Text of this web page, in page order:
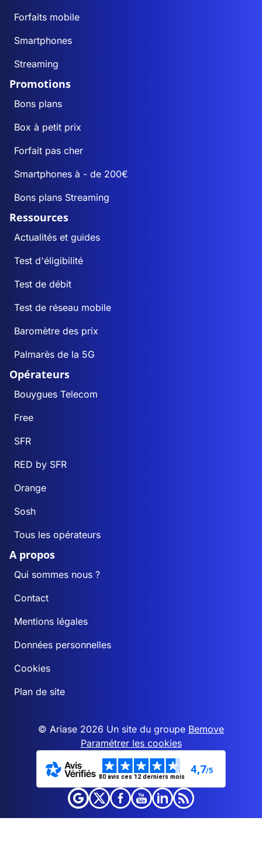
Forfaits mobile
Smartphones
Streaming
Promotions
Bons plans
Box à petit prix
Forfait pas cher
Smartphones à - de 200€
Bons plans Streaming
Ressources
Actualités et guides
Test d'éligibilité
Test de débit
Test de réseau mobile
Baromètre des prix
Palmarès de la 5G
Opérateurs
Bouygues Telecom
Free
SFR
RED by SFR
Orange
Sosh
Tous les opérateurs
A propos
Qui sommes nous ?
Contact
Mentions légales
Données personnelles
Cookies
Plan de site
© Ariase 2026 Un site du groupe Bemove
Paramétrer les cookies
80 avis ces 12 derniers mois
4,7/5